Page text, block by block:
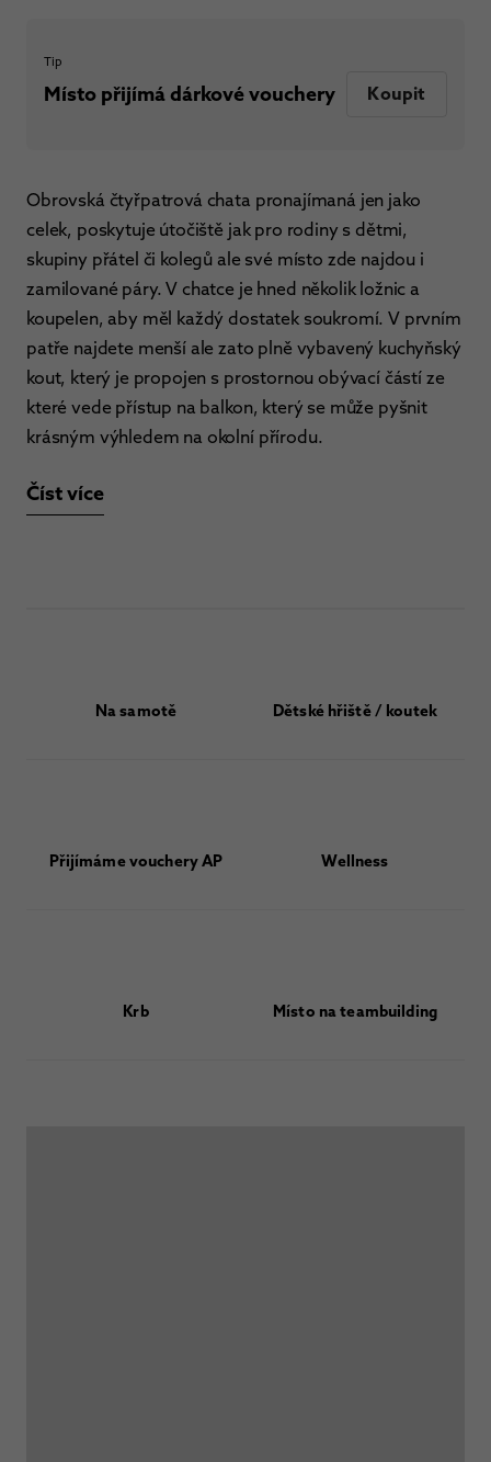
Tip
Místo přijímá dárkové vouchery Koupit
Obrovská čtyřpatrová chata pronajímaná jen jako
celek, poskytuje útočiště jak pro rodiny s dětmi,
skupiny přátel či kolegů ale své místo zde najdou i
zamilované páry. V chatce je hned několik ložnic a
koupelen, aby měl každý dostatek soukromí. V prvním
patře najdete menší ale zato plně vybavený kuchyňský
kout, který je propojen s prostornou obývací částí ze
které vede přístup na balkon, který se může pyšnit
krásným výhledem na okolní přírodu.
Číst více
Na samotě Dětské hřiště / koutek
Přijímáme vouchery AP Wellness
Krb Místo na teambuilding